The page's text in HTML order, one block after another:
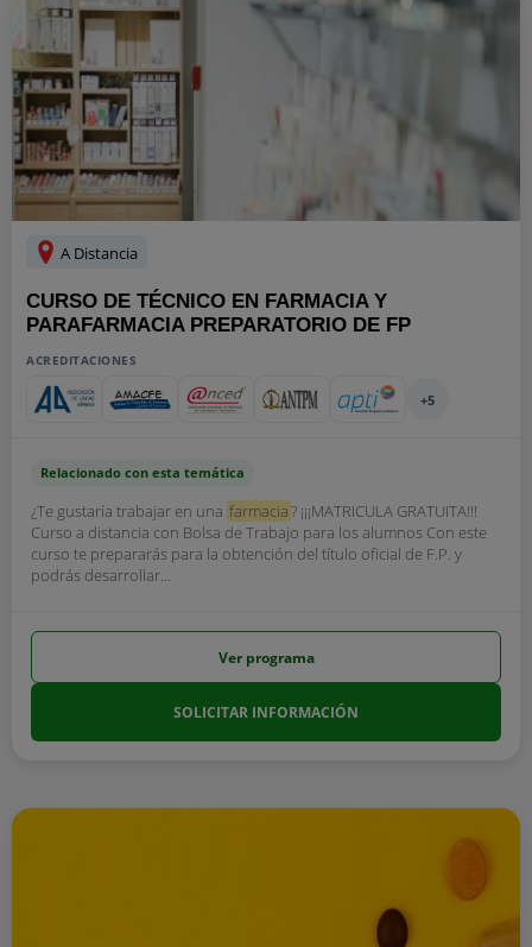
A Distancia
CURSO DE TÉCNICO EN FARMACIA Y
PARAFARMACIA PREPARATORIO DE FP
ACREDITACIONES
+5
Relacionado con esta temática
¿Te gustaría trabajar en una farmacia? ¡¡¡MATRICULA GRATUITA!!!
Curso a distancia con Bolsa de Trabajo para los alumnos Con este
curso te prepararás para la obtención del título oficial de F.P. y
podrás desarrollar...
Ver programa
SOLICITAR INFORMACIÓN